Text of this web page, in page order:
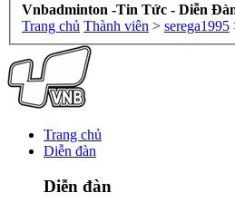
Vnbadminton -Tin Tức - Diễn
Trang chủ Thành viên > serega1995
Trang chủ
Diễn đàn
Diễn đàn